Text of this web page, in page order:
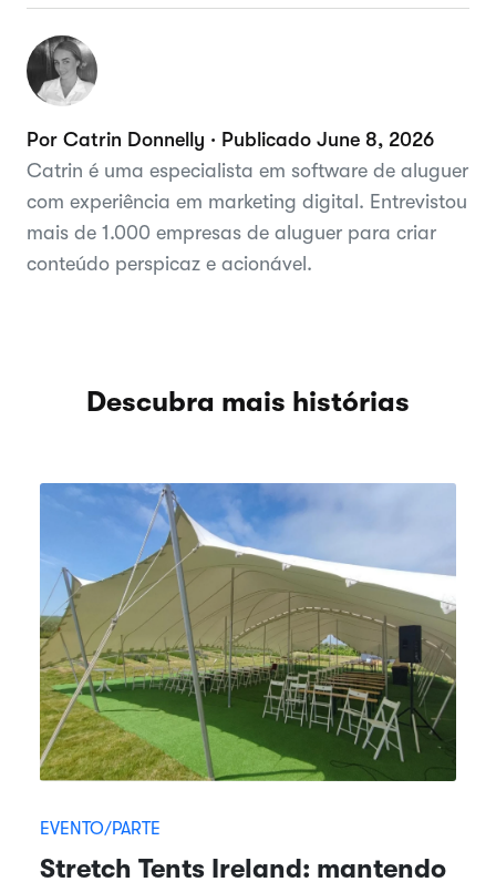
Por Catrin Donnelly · Publicado June 8, 2026
Catrin é uma especialista em software de aluguer
com experiência em marketing digital. Entrevistou
mais de 1.000 empresas de aluguer para criar
conteúdo perspicaz e acionável.
Descubra mais histórias
EVENTO/PARTE
Stretch Tents Ireland: mantendo